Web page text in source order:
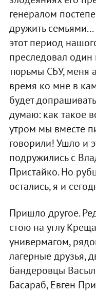
генералом
дружить
этот период
преследовал один
тюрьмы СБУ, меня
время ко мне в
будет
думаю: как такое
утром мы вместе
говорили! Ушло и
подружились с
Пристайко. Но
остались, я и
Пришло другое.
стою на углу
универмагом,
лагерные друзья,
бандеровцы
Басараб, Евген